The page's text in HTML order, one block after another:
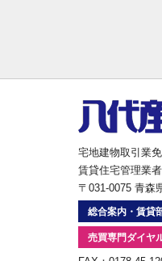
宅地建物取引業
賃貸住宅管理業
〒031-0075 青森
総合案内・賃貸
売買専門ダイヤ